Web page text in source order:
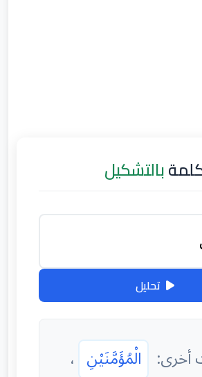
بالتشكيل
تحليل
أخرى: الْمُؤَمَّنَيْنِ ،